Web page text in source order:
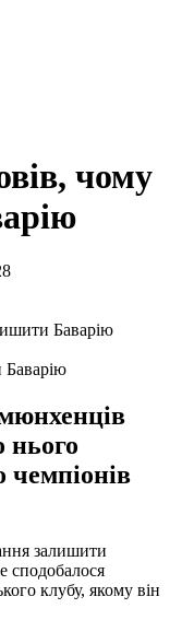
чому
Баварію
нього
чемпіонів
залишити
сподобалося
клубу, якому він